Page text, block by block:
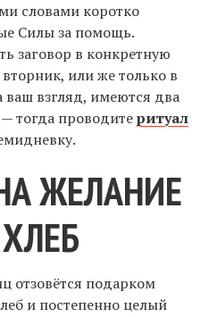
словами коротко
Силы за помощь.
заговор в конкретную
или же только в
ваш взгляд, имеются два
тогда проводитеритуал
ЖЕЛАНИЕ
отзовётся подарком
и постепенно целый